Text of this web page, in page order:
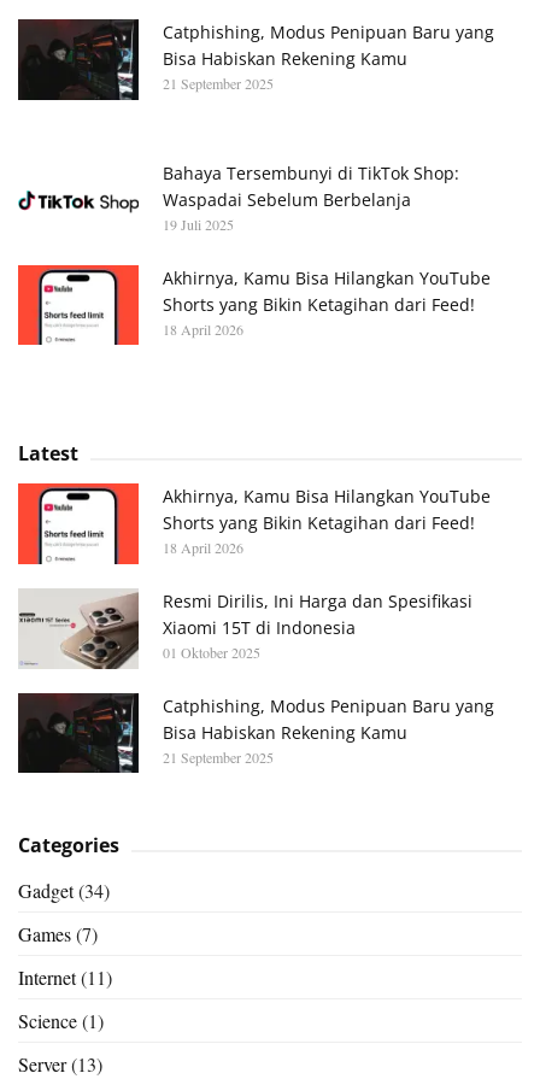
Catphishing, Modus Penipuan Baru yang
Bisa Habiskan Rekening Kamu
21 September 2025
Bahaya Tersembunyi di TikTok Shop:
Waspadai Sebelum Berbelanja
19 Juli 2025
Akhirnya, Kamu Bisa Hilangkan YouTube
Shorts yang Bikin Ketagihan dari Feed!
18 April 2026
Latest
Akhirnya, Kamu Bisa Hilangkan YouTube
Shorts yang Bikin Ketagihan dari Feed!
18 April 2026
Resmi Dirilis, Ini Harga dan Spesifikasi
Xiaomi 15T di Indonesia
01 Oktober 2025
Catphishing, Modus Penipuan Baru yang
Bisa Habiskan Rekening Kamu
21 September 2025
Categories
Gadget(34)
Games(7)
Internet(11)
Science(1)
Server(13)